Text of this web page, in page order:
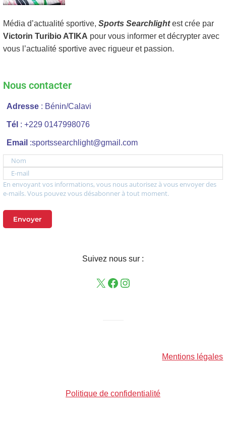
Média d’actualité sportive, Sports Searchlightest crée par
Victorin Turibio ATIKA pour vous informer et décrypter avec
vous l’actualité sportive avec rigueur et passion.
Nous contacter
Adresse : Bénin/Calavi
Tél : +229 0147998076
Email :sportssearchlight@gmail.com
Nom
E-mail
En envoyant vos informations, vous nous autorisez à vous envoyer des
e-mails. Vous pouvez vous désabonner à tout moment.
Envoyer
Suivez nous sur :
Mentions légales
Politique de confidentialité